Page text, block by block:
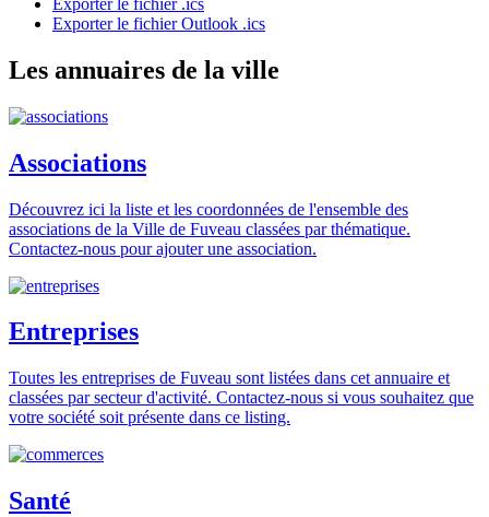
Exporter le fichier .ics
Exporter le fichier Outlook .ics
Les annuaires de la ville
Associations
Découvrez ici la liste et les coordonnées de l'ensemble des
associations de la Ville de Fuveau classées par thématique.
Contactez-nous pour ajouter une association.
Entreprises
Toutes les entreprises de Fuveau sont listées dans cet annuaire et
classées par secteur d'activité. Contactez-nous si vous souhaitez que
votre société soit présente dans ce listing.
Santé